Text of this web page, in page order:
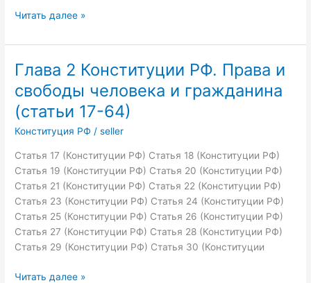
Глава
Конституции
Конституционные
поправки
и
пересмотр
конституции
(статьи
134-
137)
Читать далее »
Глава 2 Конституции РФ. Права и
свободы человека и гражданина
(статьи 17-64)
Конституция РФ /seller
Статья 17 (Конституции РФ) Статья 18 (Конституции РФ)
Статья 19 (Конституции РФ) Статья 20 (Конституции РФ)
Статья 21 (Конституции РФ) Статья 22 (Конституции РФ)
Статья 23 (Конституции РФ) Статья 24 (Конституции РФ)
Статья 25 (Конституции РФ) Статья 26 (Конституции РФ)
Статья 27 (Конституции РФ) Статья 28 (Конституции РФ)
Статья 29 (Конституции РФ) Статья 30 (Конституции
Глава
Читать далее »